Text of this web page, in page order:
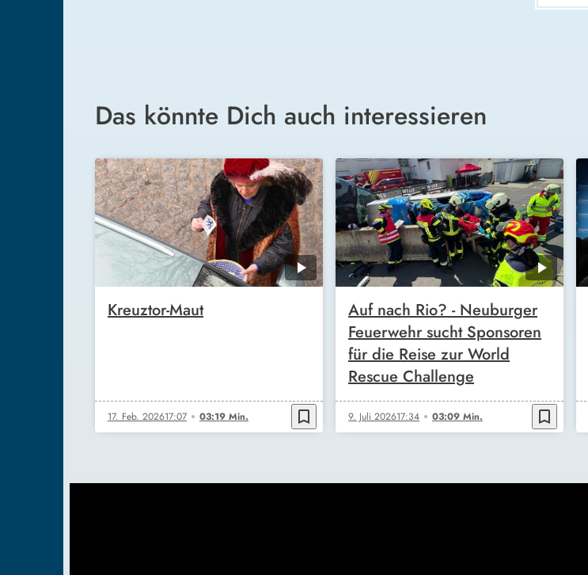
Das könnte Dich auch interessieren
Kreuztor-Maut
17. Feb. 202617:07 03:19 Min. bookmark_border
Auf nach Rio? - Neuburger
Feuerwehr sucht Sponsoren
für die Reise zur World
Rescue Challenge
9. Juli 202617:34 03:09 Min. bookmark_border